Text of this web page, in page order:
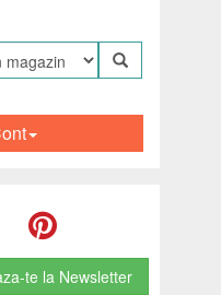
te la Newsletter